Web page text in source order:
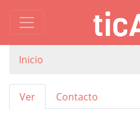
Inicio
Solapas
Ver Contacto